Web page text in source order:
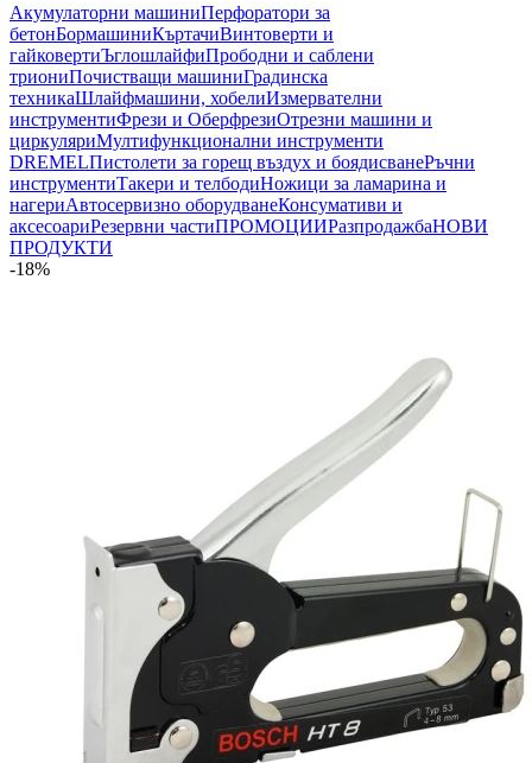
Акумулаторни машиниПерфоратори за
бетонБормашиниКъртачиВинтоверти и
гайковертиЪглошлайфиПрободни и саблени
триониПочистващи машиниГрадинска
техникаШлайфмашини, хобелиИзмервателни
инструментиФрези и ОберфрезиОтрезни машини и
циркуляриМултифункционални инструменти
DREMELПистолети за горещ въздух и боядисванеРъчни
инструментиТакери и телбодиНожици за ламарина и
нагериАвтосервизно оборудванеКонсумативи и
аксесоариРезервни частиПРОМОЦИИРазпродажбаНОВИ
ПРОДУКТИ
-18%